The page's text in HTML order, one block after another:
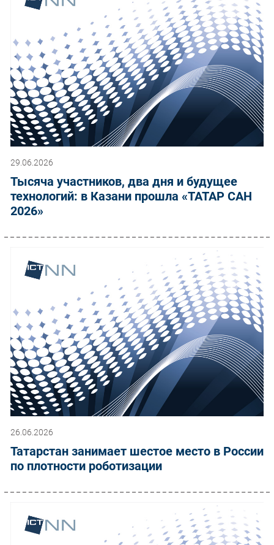
29.06.2026
Тысяча участников, два дня и будущее
технологий: в Казани прошла «ТАТАР САН
2026»
26.06.2026
Татарстан занимает шестое место в России
по плотности роботизации